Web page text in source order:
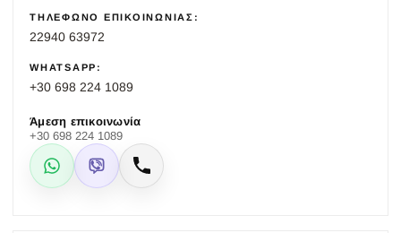
ΤΗΛΈΦΩΝΟ ΕΠΙΚΟΙΝΩΝΊΑΣ:
22940 63972
WHATSAPP:
+30 698 224 1089
Άμεση επικοινωνία
+30 698 224 1089
WhatsApp
Viber Κλήση